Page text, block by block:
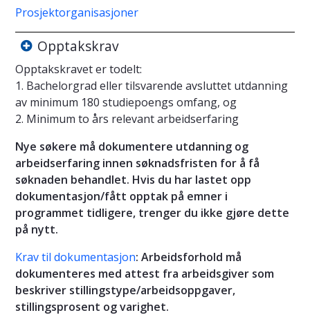
Prosjektorganisasjoner
Opptakskrav
Opptakskravet er todelt:
1. Bachelorgrad eller tilsvarende avsluttet utdanning
av minimum 180 studiepoengs omfang, og
2. Minimum to års relevant arbeidserfaring
Nye søkere må dokumentere utdanning og
arbeidserfaring innen søknadsfristen for å få
søknaden behandlet. Hvis du har lastet opp
dokumentasjon/fått opptak på emner i
programmet tidligere, trenger du ikke gjøre dette
på nytt.
Krav til dokumentasjon: Arbeidsforhold må
dokumenteres med attest fra arbeidsgiver som
beskriver stillingstype/arbeidsoppgaver,
stillingsprosent og varighet.